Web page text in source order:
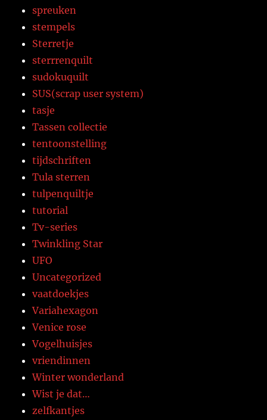
spreuken
stempels
Sterretje
sterrrenquilt
sudokuquilt
SUS(scrap user system)
tasje
Tassen collectie
tentoonstelling
tijdschriften
Tula sterren
tulpenquiltje
tutorial
Tv-series
Twinkling Star
UFO
Uncategorized
vaatdoekjes
Variahexagon
Venice rose
Vogelhuisjes
vriendinnen
Winter wonderland
Wist je dat…
zelfkantjes